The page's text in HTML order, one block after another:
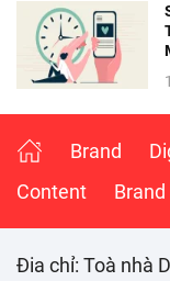
Brand
Content
Đia chỉ: Toà nhà